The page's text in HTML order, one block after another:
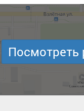
Посмотреть